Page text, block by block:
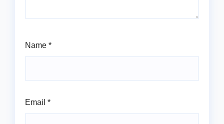
Name *
Email *